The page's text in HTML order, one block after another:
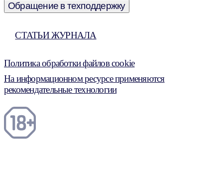
Обращение в техподдержку
СТАТЬИ ЖУРНАЛА
Политика обработки файлов cookie
На информационном ресурсе применяются
рекомендательные технологии